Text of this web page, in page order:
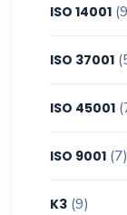
ISO 14001
ISO 37001
ISO 45001
ISO 9001 (7)
K3 (9)